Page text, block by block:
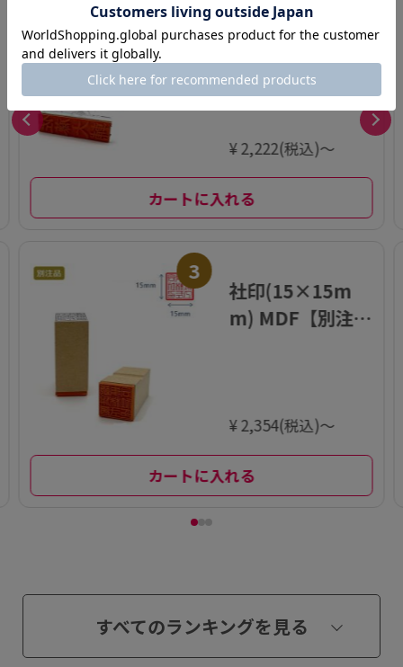
ゴム印慶弔 16.5
×60 アクリル
(印面15×58.5m
m) 【別注ゴム
¥ 2,222(税込)～
カートに入れる
3
社印(15×15m
m) MDF【別注ゴ
¥ 2,354(税込)～
カートに入れる
すべてのランキングを見る